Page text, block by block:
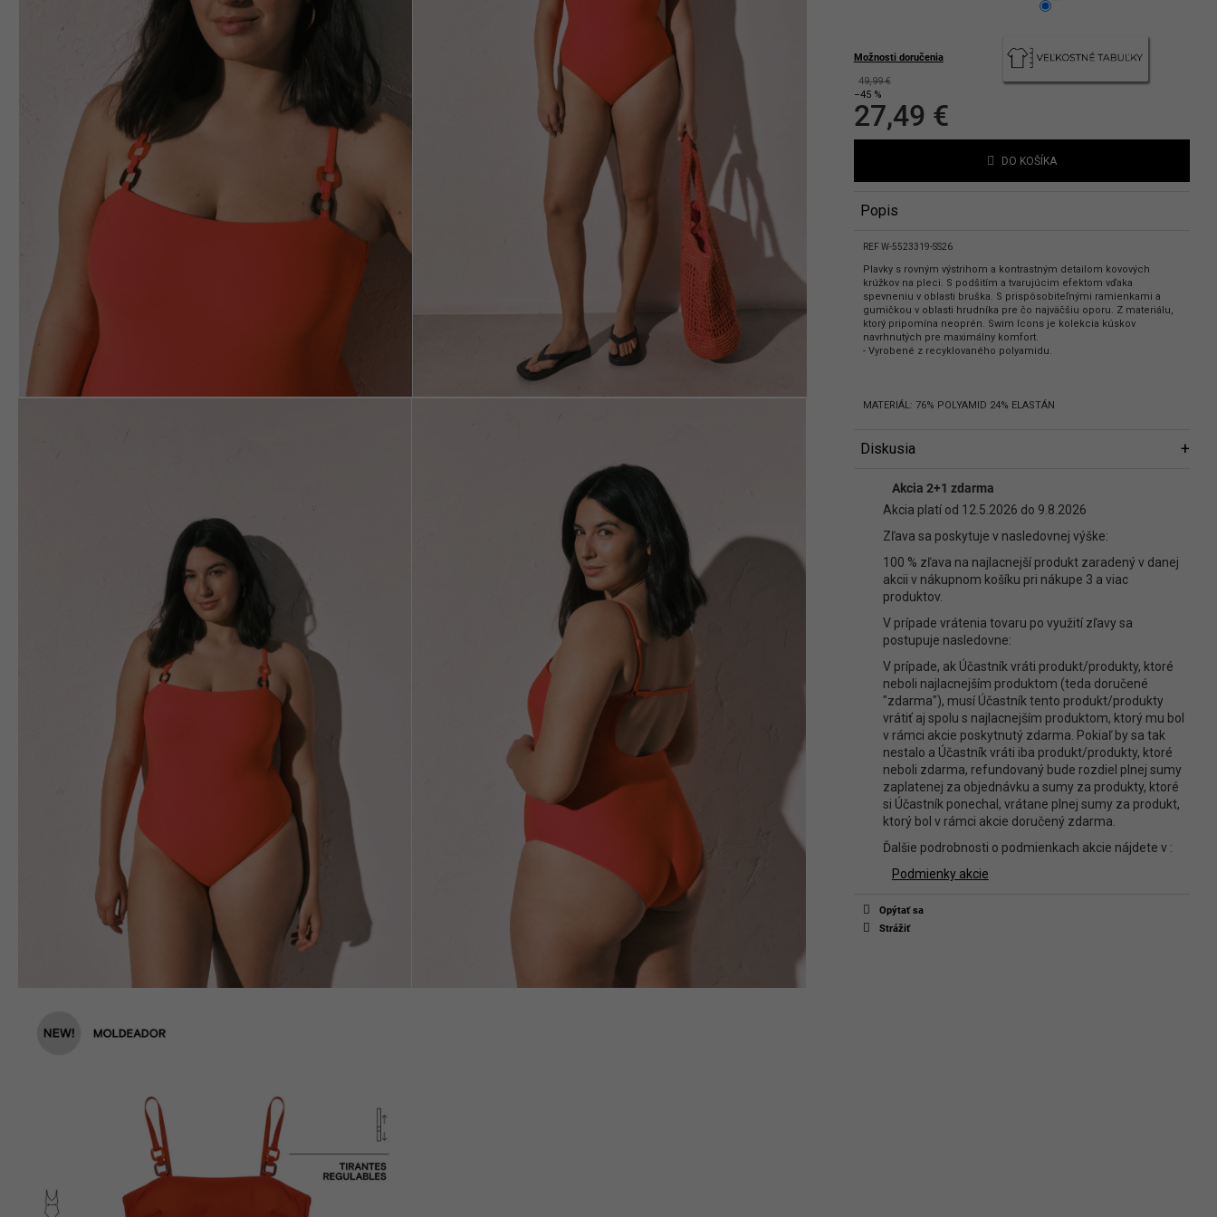
Možnosti doručenia
49,99 €
–45 %
27,49 €
DO KOŠÍKA
Akcia 2+1 zdarma
Akcia platí od 12.5.2026 do 9.8.2026
Zľava sa poskytuje v nasledovnej výške:
100 % zľava na najlacnejší produkt zaradený v danej
akcii v nákupnom košíku pri nákupe 3 a viac
produktov.
V prípade vrátenia tovaru po využití zľavy sa
postupuje nasledovne:
V prípade, ak Účastník vráti produkt/produkty, ktoré
neboli najlacnejším produktom (teda doručené
"zdarma"), musí Účastník tento produkt/produkty
vrátiť aj spolu s najlacnejším produktom, ktorý mu bol
v rámci akcie poskytnutý zdarma. Pokiaľ by sa tak
nestalo a Účastník vráti iba produkt/produkty, ktoré
neboli zdarma, refundovaný bude rozdiel plnej sumy
zaplatenej za objednávku a sumy za produkty, ktoré
si Účastník ponechal, vrátane plnej sumy za produkt,
ktorý bol v rámci akcie doručený zdarma.
Ďalšie podrobnosti o podmienkach akcie nájdete v :
Podmienky akcie
Opýtať sa
Strážiť
Popis
REF W-5523319-SS26
Plavky s rovným výstrihom a kontrastným detailom kovových
krúžkov na pleci. S podšitím a tvarujúcim efektom vďaka
spevneniu v oblasti bruška. S prispôsobiteľnými ramienkami a
gumičkou v oblasti hrudníka pre čo najväčšiu oporu. Z materiálu,
ktorý pripomína neoprén. Swim Icons je kolekcia kúskov
navrhnutých pre maximálny komfort.
- Vyrobené z recyklovaného polyamidu.
MATERIÁL: 76% POLYAMID 24% ELASTÁN
Diskusia
Diskusia
Buďte prvý, kto napíše príspevok k tejto položke.
Len registrovaní používatelia môžu pridávať príspevky. Prosím
prihláste sa alebo sazaregistrujte.